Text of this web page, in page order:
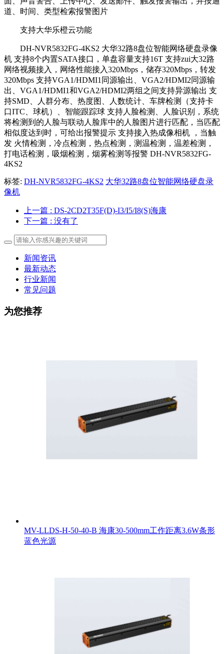
道、时间、类型检索报警图片
支持大华乐橙云功能
DH-NVR5832FG-4KS2 大华32路8盘位智能网络硬盘录像
机 支持8个内置SATA接口，单盘容量支持16T 支持zui大32路
网络视频接入，网络性能接入320Mbps，储存320Mbps，转发
320Mbps 支持VGA1/HDMI1同源输出、VGA2/HDMI2同源输
出、VGA1/HDMI1和VGA2/HDMI2两组之间支持异源输出 支
持SMD、人群分布、热度图、人数统计、车牌检测（支持卡
口ITC、球机）、智能跟踪球 支持人脸检测、人脸识别，系统
将检测到的人脸与联动人脸库中的人脸图片进行匹配，当匹配
相似度达到时，可给出报警提示 支持接入热成像相机 ，当触
发 火情检测，冷点检测，热点检测，测温检测，温差检测，
打电话检测，吸烟检测，烟雾检测等报警 DH-NVR5832FG-
4KS2
标签: DH-NVR5832FG-4KS2 大华32路8盘位智能网络硬盘录
像机
上一篇 : DS-2CD2T35F(D)-I3/I5/I8(S)海康
下一篇 : 没有了
新闻资讯
最新动态
行业新闻
常见问题
为您推荐
MV-LLDS-H-50-40-B 海康30-500mm工作距离3.6W条形
蓝色光源